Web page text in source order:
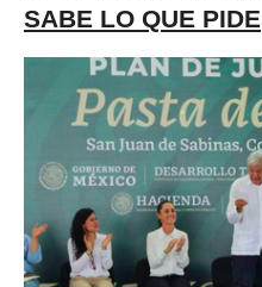
SABE LO QUE PIDE